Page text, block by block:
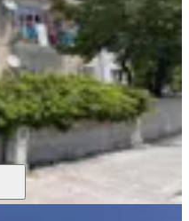
Mahallesi
giriş·23.07.2026